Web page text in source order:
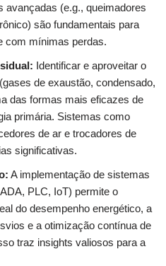
avançadas (e.g., queimadores
são fundamentais para
com mínimas perdas.
Identificar e aproveitar o
de exaustão, condensado,
das formas mais eficazes de
primária. Sistemas como
de ar e trocadores de
significativas.
A implementação de sistemas
PLC, IoT) permite o
do desempenho energético, a
e a otimização contínua de
traz insights valiosos para a